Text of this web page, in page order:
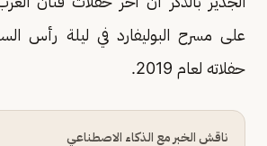
على مسرح البوليفارد في ليلة رأس
حفلاته لعام 2019.
ناقش الخبر مع الذكاء الاصطناعي